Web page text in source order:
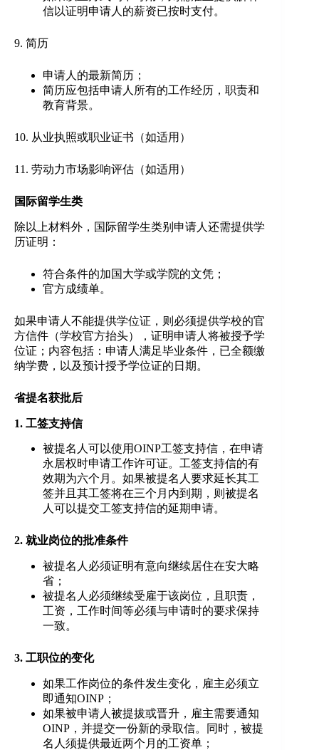
信以证明申请人的薪资已按时支付。
9. 简历
申请人的最新简历；
简历应包括申请人所有的工作经历，职责和
教育背景。
10. 从业执照或职业证书（如适用）
11. 劳动力市场影响评估（如适用）
国际留学生类
除以上材料外，国际留学生类别申请人还需提供学
历证明：
符合条件的加国大学或学院的文凭；
官方成绩单。
如果申请人不能提供学位证，则必须提供学校的官
方信件（学校官方抬头），证明申请人将被授予学
位证；内容包括：申请人满足毕业条件，已全额缴
纳学费，以及预计授予学位证的日期。
省提名获批后
1. 工签支持信
被提名人可以使用OINP工签支持信，在申请
永居权时申请工作许可证。工签支持信的有
效期为六个月。如果被提名人要求延长其工
签并且其工签将在三个月内到期，则被提名
人可以提交工签支持信的延期申请。
2. 就业岗位的批准条件
被提名人必须证明有意向继续居住在安大略
省；
被提名人必须继续受雇于该岗位，且职责，
工资，工作时间等必须与申请时的要求保持
一致。
3. 工职位的变化
如果工作岗位的条件发生变化，雇主必须立
即通知OINP；
如果被申请人被提拔或晋升，雇主需要通知
OINP，并提交一份新的录取信。同时，被提
名人须提供最近两个月的工资单；